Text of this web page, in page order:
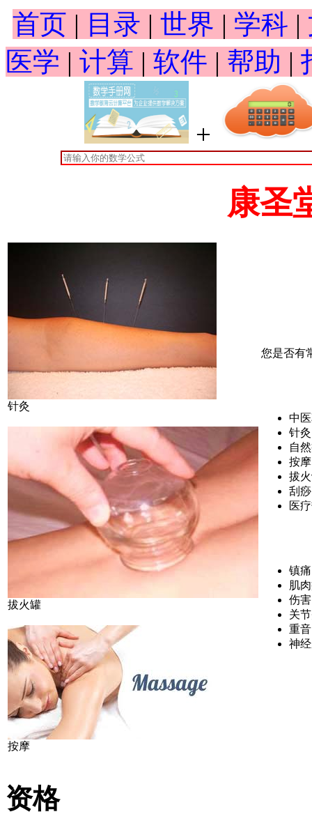
首页 | 目录 | 世界 | 学科 |
医学 | 计算 | 软件 | 帮助 |
+
康圣
针灸
拔火罐
按摩
您是否有
中
针灸
自
按
拔
刮痧
医
镇痛
肌
伤害
关
重音
神
资格